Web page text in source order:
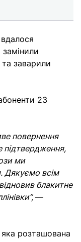
заварили
23
повернення
ми
Дякуємо всім
блакитне
—
яка розташована